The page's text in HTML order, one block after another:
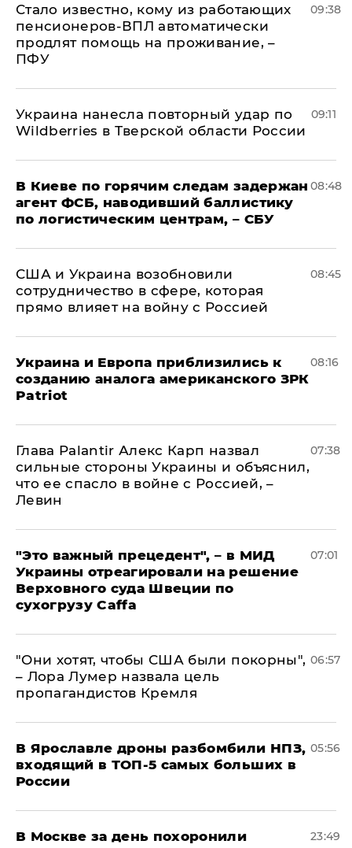
Стало известно, кому из работающих
пенсионеров-ВПЛ автоматически
продлят помощь на проживание, –
ПФУ
09:38
Украина нанесла повторный удар по
Wildberries в Тверской области России
09:11
В Киеве по горячим следам задержан
агент ФСБ, наводивший баллистику
по логистическим центрам, – СБУ
08:48
США и Украина возобновили
сотрудничество в сфере, которая
прямо влияет на войну с Россией
08:45
Украина и Европа приблизились к
созданию аналога американского ЗРК
Patriot
08:16
Глава Palantir Алекс Карп назвал
сильные стороны Украины и объяснил,
что ее спасло в войне с Россией, –
Левин
07:38
"Это важный прецедент", – в МИД
Украины отреагировали на решение
Верховного суда Швеции по
сухогрузу Caffa
07:01
"Они хотят, чтобы США были покорны",
– Лора Лумер назвала цель
пропагандистов Кремля
06:57
В Ярославле дроны разбомбили НПЗ,
входящий в ТОП-5 самых больших в
России
05:56
В Москве за день похоронили
23:49